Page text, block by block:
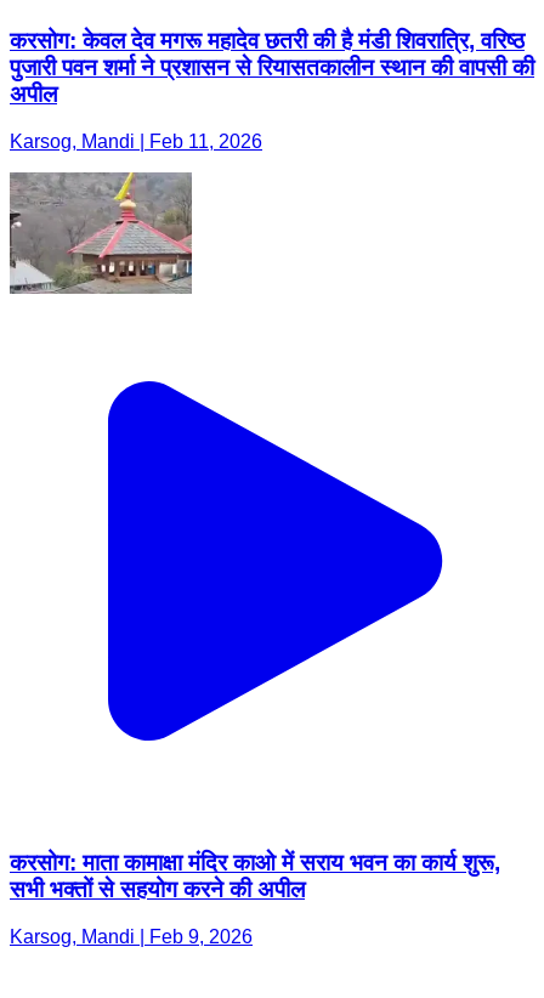
करसोग: माता कामाक्षा मंदिर काओ में सराय भवन का कार्य शुरू,
सभी भक्तों से सहयोग करने की अपील